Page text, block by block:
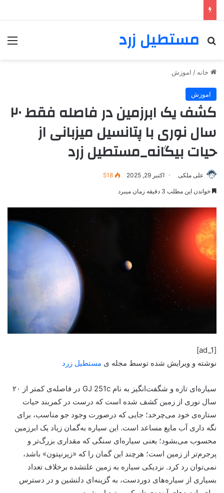
مستطیل زرد
خانه / اموزش
اموزش
کشف یک ابرزمین در فاصله فقط ۲۰
سال نوری با پتانسیل میزبانی از
حیات بیگانه_مستطیل زرد
علی ملکی اکتبر 29, 2025 518
خواندن این مطلب 3 دقیقه زمان میبرد
[ad_1]
نوشته و ویرایش شده توسط مجله ی مستطیل زرد
سیاره‌ای تازه و شگفت‌انگیز به نام GJ 251c در فاصله‌ی کمتر از ۲۰
سال نوری از زمین کشف شده است که درست در کمربند حیات
ستاره‌ی خود می‌چرخد؛ جایی که درصورت وجود جو مناسب، برای
نگه داری آب مایع مساعد است. این سیاره به‌گمان زیاد یک ابرزمین
محسوب می‌بشود؛ یعنی سیاره‌ای سنگی که مقداری بزرگ‌تر و
پرجرم‌تر از زمین است؛ هرچند این گمان را که «زیرنپتون» باشد،
نمی‌توان رد کرد. نزدیکی سیاره به زمین علتشده برخلاف تعداد
بسیاری از سیاره‌های دوردست، به گزینه‌ای دلنشین و در دسترس